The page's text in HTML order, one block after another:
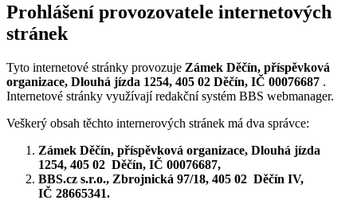
Prohlášení provozovatele internetových
stránek
Tyto internetové stránky provozuje Zámek Děčín, příspěvková
organizace, Dlouhá jízda 1254, 405 02 Děčín, IČ 00076687 .
Internetové stránky využívají redakční systém BBS webmanager.
Veškerý obsah těchto internerových stránek má dva správce:
Zámek Děčín, příspěvková organizace, Dlouhá jízda
1254, 405 02 Děčín, IČ 00076687,
BBS.cz s.r.o., Zbrojnická 97/18, 405 02 Děčín IV,
IČ 28665341.